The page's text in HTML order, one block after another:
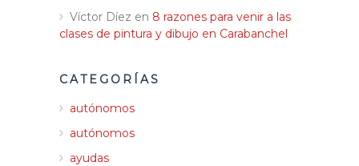
Víctor Díez en 8 razones para venir a las
clases de pintura y dibujo en Carabanchel
CATEGORÍAS
autónomos
autónomos
ayudas